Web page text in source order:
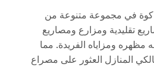
كوة في مجموعة متنوعة من
تقليدية ومزارع ومصاريع
مظهره ومزاياه الفريدة. مما
المنازل العثور على مصراع